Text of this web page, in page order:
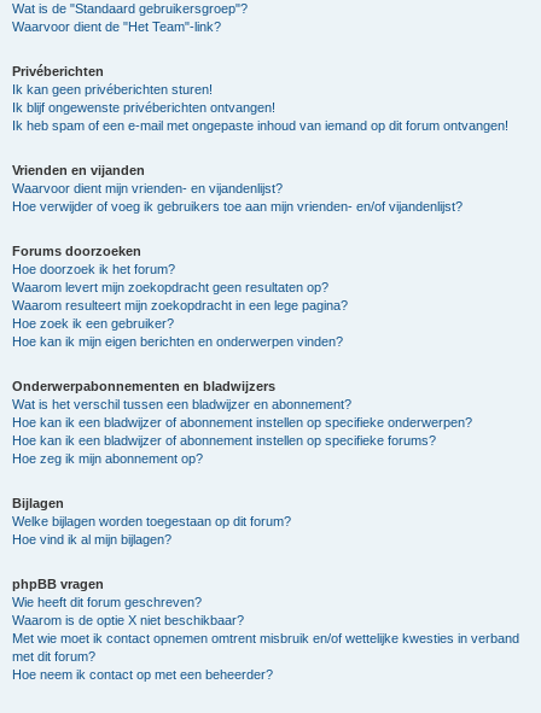
Wat is de "Standaard gebruikersgroep"?
Waarvoor dient de "Het Team"-link?
Privéberichten
Ik kan geen privéberichten sturen!
Ik blijf ongewenste privéberichten ontvangen!
Ik heb spam of een e-mail met ongepaste inhoud van iemand op dit forum ontvangen!
Vrienden en vijanden
Waarvoor dient mijn vrienden- en vijandenlijst?
Hoe verwijder of voeg ik gebruikers toe aan mijn vrienden- en/of vijandenlijst?
Forums doorzoeken
Hoe doorzoek ik het forum?
Waarom levert mijn zoekopdracht geen resultaten op?
Waarom resulteert mijn zoekopdracht in een lege pagina?
Hoe zoek ik een gebruiker?
Hoe kan ik mijn eigen berichten en onderwerpen vinden?
Onderwerpabonnementen en bladwijzers
Wat is het verschil tussen een bladwijzer en abonnement?
Hoe kan ik een bladwijzer of abonnement instellen op specifieke onderwerpen?
Hoe kan ik een bladwijzer of abonnement instellen op specifieke forums?
Hoe zeg ik mijn abonnement op?
Bijlagen
Welke bijlagen worden toegestaan op dit forum?
Hoe vind ik al mijn bijlagen?
phpBB vragen
Wie heeft dit forum geschreven?
Waarom is de optie X niet beschikbaar?
Met wie moet ik contact opnemen omtrent misbruik en/of wettelijke kwesties in verband
met dit forum?
Hoe neem ik contact op met een beheerder?